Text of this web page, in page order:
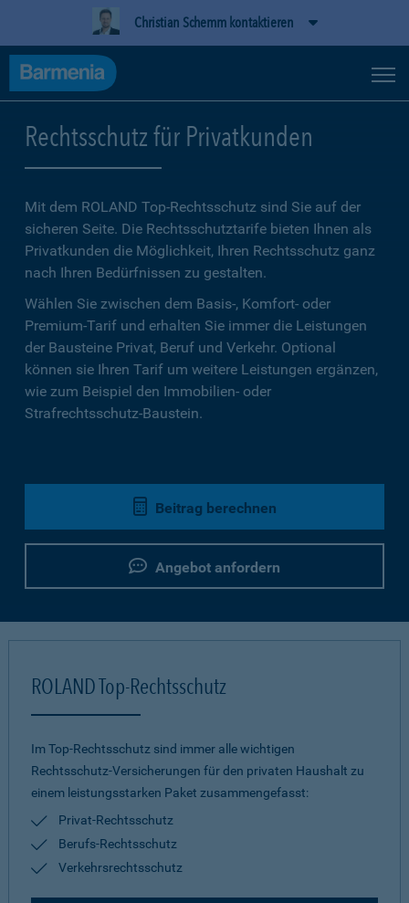
Christian Schemm kontaktieren
Rechtsschutz für Privatkunden
Mit dem ROLAND Top-Rechtsschutz sind Sie auf der
sicheren Seite. Die Rechtsschutztarife bieten Ihnen als
Privatkunden die Möglichkeit, Ihren Rechtsschutz ganz
nach Ihren Bedürfnissen zu gestalten.
Wählen Sie zwischen dem Basis-, Komfort- oder
Premium-Tarif und erhalten Sie immer die Leistungen
der Bausteine Privat, Beruf und Verkehr. Optional
können sie Ihren Tarif um weitere Leistungen ergänzen,
wie zum Beispiel den Immobilien- oder
Strafrechtsschutz-Baustein.
Beitrag berechnen
Angebot anfordern
ROLAND Top-Rechtsschutz
Im Top-Rechtsschutz sind immer alle wichtigen
Rechtsschutz-Versicherungen für den privaten Haushalt zu
einem leistungsstarken Paket zusammengefasst:
Privat-Rechtsschutz
Berufs-Rechtsschutz
Verkehrsrechtsschutz